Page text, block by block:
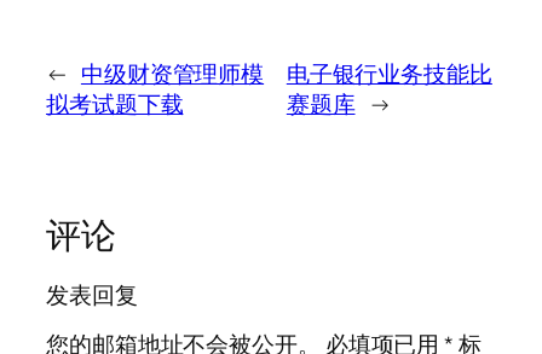
← 中级财资管理师模
拟考试题下载
电子银行业务技能比
赛题库 →
评论
发表回复
您的邮箱地址不会被公开。
必填项已用*标